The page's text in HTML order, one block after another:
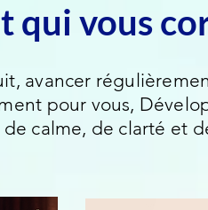
qui vous
avancer
pour vous,
calme, de clarté et